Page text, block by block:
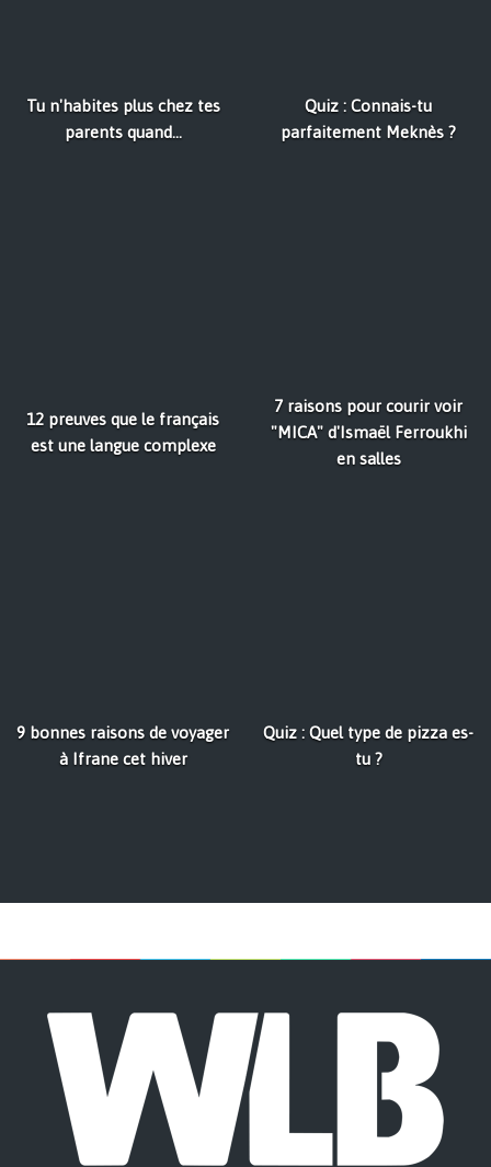
Tu n'habites plus chez tes
parents quand...
Quiz : Connais-tu
parfaitement Meknès ?
12 preuves que le français
est une langue complexe
7 raisons pour courir voir
"MICA" d'Ismaël Ferroukhi
en salles
9 bonnes raisons de voyager
à Ifrane cet hiver
Quiz : Quel type de pizza es-
tu ?